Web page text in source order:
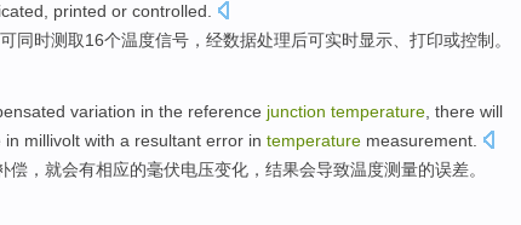
, printed or controlled.
可同时测取16个温度信号 ，经数据处理后可实时显示、 打印或控制 。
variation in the reference junction temperature there will
in millivolt with a resultant error in temperature measurement
偿 ， 就会有相应的毫伏电压变化 ， 结果会导致温度测量的误差。